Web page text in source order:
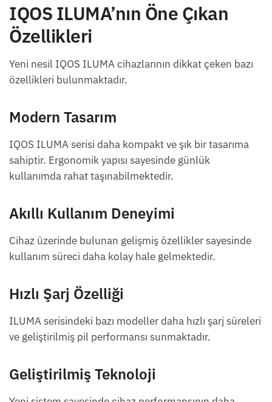
IQOS ILUMA’nın Öne Çıkan
Özellikleri
Yeni nesil IQOS ILUMA cihazlarının dikkat çeken bazı
özellikleri bulunmaktadır.
Modern Tasarım
IQOS ILUMA serisi daha kompakt ve şık bir tasarıma
sahiptir. Ergonomik yapısı sayesinde günlük
kullanımda rahat taşınabilmektedir.
Akıllı Kullanım Deneyimi
Cihaz üzerinde bulunan gelişmiş özellikler sayesinde
kullanım süreci daha kolay hale gelmektedir.
Hızlı Şarj Özelliği
ILUMA serisindeki bazı modeller daha hızlı şarj süreleri
ve geliştirilmiş pil performansı sunmaktadır.
Geliştirilmiş Teknoloji